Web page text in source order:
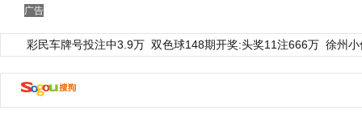
广告
彩民车牌号投注中3.9万 双色球148期开奖:头奖11注666万 徐州